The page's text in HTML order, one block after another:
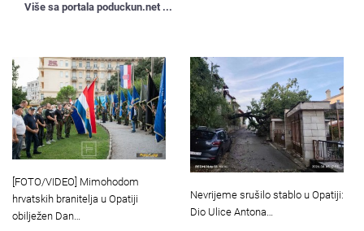
Više sa portala poduckun.net ...
[FOTO/VIDEO] Mimohodom
hrvatskih branitelja u Opatiji
obilježen Dan…
Nevrijeme srušilo stablo u Opatiji:
Dio Ulice Antona…